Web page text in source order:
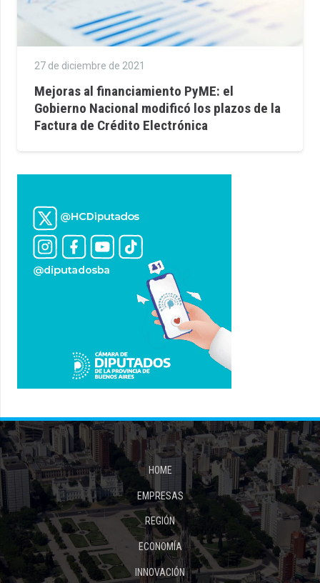
27 de diciembre de 2021
Mejoras al financiamiento PyME: el
Gobierno Nacional modificó los plazos de la
Factura de Crédito Electrónica
HOME
EMPRESAS
REGIÓN
ECONOMÍA
INNOVACIÓN